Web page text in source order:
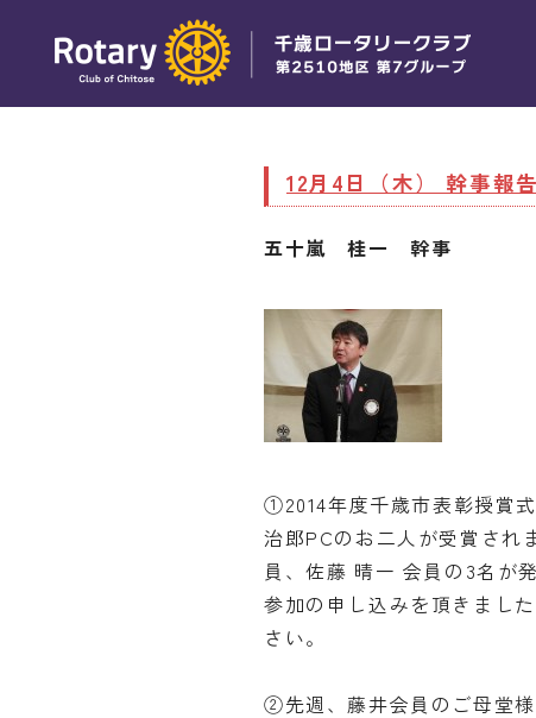
12月4日（木） 幹事報告
五十嵐 桂一 幹事
①2014年度千歳市表彰授賞
治郎PCのお二人が受賞され
員、佐藤 晴一 会員の3名が
参加の申し込みを頂きまし
さい。
②先週、藤井会員のご母堂